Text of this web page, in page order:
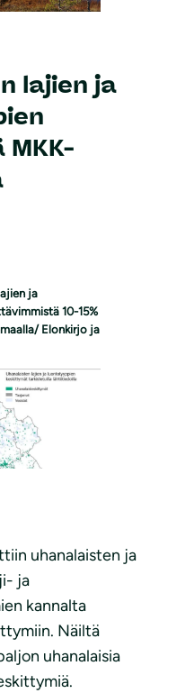
lajien ja
ja
10-15%
Elonkirjo ja
uhanalaisten ja
ja
kannalta
Näiltä
uhanalaisia